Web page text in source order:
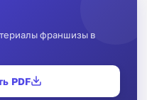
франшизы в
PDF